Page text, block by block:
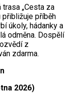
„Cesta za
přibližuje příběh
úkoly, hádanky a
odměna. Dospělí
z
zdarma.
2026)